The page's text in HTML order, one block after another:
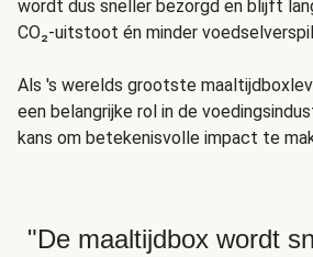
wordt dus sneller bezorgd en blijft
CO₂-uitstoot én minder
Als 's werelds grootste
een belangrijke rol in de
kans om betekenisvolle impact te
"De maaltijdbox wordt